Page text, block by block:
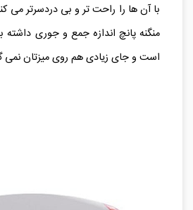
با آن‌ ها را راحت‌ تر و بی‌ دردسرتر می‌
منگنه پانچ اندازه جمع‌ و جوری
است و جای زیادی هم روی میزتان نمی‌